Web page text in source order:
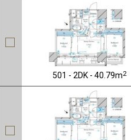
501 - 2DK - 40.79m2